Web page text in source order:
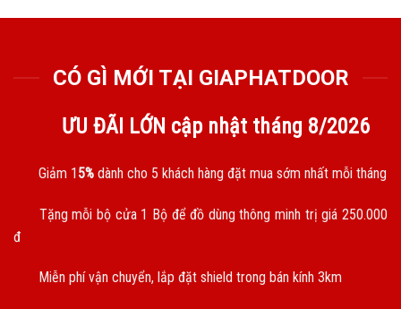
CÓ GÌ MỚI TẠI GIAPHATDOOR
ƯU ĐÃI LỚN cập nhật tháng 8/2026
Giảm 15% dành cho 5 khách hàng đặt mua sớm nhất mỗi tháng
Tặng mỗi bộ cửa 1 Bộ để đồ dùng thông minh trị giá 250.000
đ
Miễn phí vận chuyển, lắp đặt shield trong bán kính 3km